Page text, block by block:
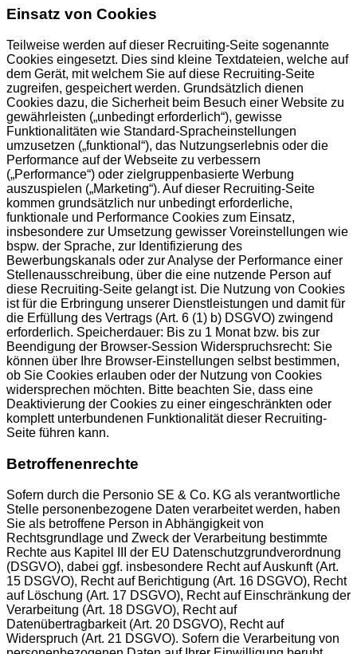
Einsatz von Cookies
Teilweise werden auf dieser Recruiting-Seite sogenannte
Cookies eingesetzt. Dies sind kleine Textdateien, welche auf
dem Gerät, mit welchem Sie auf diese Recruiting-Seite
zugreifen, gespeichert werden. Grundsätzlich dienen
Cookies dazu, die Sicherheit beim Besuch einer Website zu
gewährleisten („unbedingt erforderlich“), gewisse
Funktionalitäten wie Standard-Spracheinstellungen
umzusetzen („funktional“), das Nutzungserlebnis oder die
Performance auf der Webseite zu verbessern
(„Performance“) oder zielgruppenbasierte Werbung
auszuspielen („Marketing“). Auf dieser Recruiting-Seite
kommen grundsätzlich nur unbedingt erforderliche,
funktionale und Performance Cookies zum Einsatz,
insbesondere zur Umsetzung gewisser Voreinstellungen wie
bspw. der Sprache, zur Identifizierung des
Bewerbungskanals oder zur Analyse der Performance einer
Stellenausschreibung, über die eine nutzende Person auf
diese Recruiting-Seite gelangt ist. Die Nutzung von Cookies
ist für die Erbringung unserer Dienstleistungen und damit für
die Erfüllung des Vertrags (Art. 6 (1) b) DSGVO) zwingend
erforderlich. Speicherdauer: Bis zu 1 Monat bzw. bis zur
Beendigung der Browser-Session Widerspruchsrecht: Sie
können über Ihre Browser-Einstellungen selbst bestimmen,
ob Sie Cookies erlauben oder der Nutzung von Cookies
widersprechen möchten. Bitte beachten Sie, dass eine
Deaktivierung der Cookies zu einer eingeschränkten oder
komplett unterbundenen Funktionalität dieser Recruiting-
Seite führen kann.
Betroffenenrechte
Sofern durch die Personio SE & Co. KG als verantwortliche
Stelle personenbezogene Daten verarbeitet werden, haben
Sie als betroffene Person in Abhängigkeit von
Rechtsgrundlage und Zweck der Verarbeitung bestimmte
Rechte aus Kapitel III der EU Datenschutzgrundverordnung
(DSGVO), dabei ggf. insbesondere Recht auf Auskunft (Art.
15 DSGVO), Recht auf Berichtigung (Art. 16 DSGVO), Recht
auf Löschung (Art. 17 DSGVO), Recht auf Einschränkung der
Verarbeitung (Art. 18 DSGVO), Recht auf
Datenübertragbarkeit (Art. 20 DSGVO), Recht auf
Widerspruch (Art. 21 DSGVO). Sofern die Verarbeitung von